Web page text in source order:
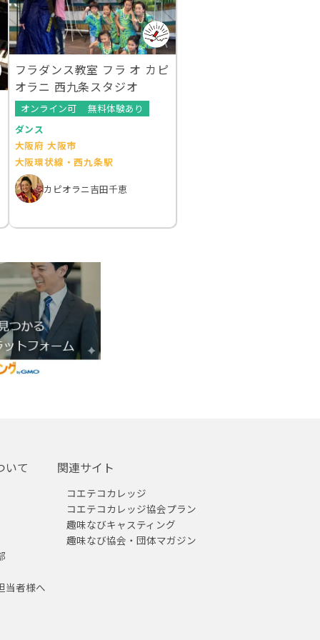
フラダンス教室 フラ オ カピ
オラニ 西九条スタジオ
オンライン可
無料体験あり
ダンス
大阪府 大阪市
大阪環状線・西九条駅
カピオラニ吉田千恵
いて
当者様へ
関連サイト
コエテコカレッジ
コエテコカレッジ協会プラン
趣味なびキャスティング
趣味なび協会・団体マガジン